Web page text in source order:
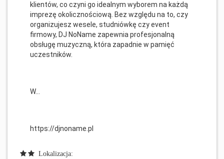
klientów, co czyni go idealnym wyborem na każdą
imprezę okolicznościową. Bez względu na to, czy
organizujesz wesele, studniówkę czy event
firmowy, DJ NoName zapewnia profesjonalną
obsługę muzyczną, która zapadnie w pamięć
uczestników.
W...
https://djnoname.pl
Lokalizacja: